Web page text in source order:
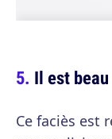
Il est beau
Ce faciès est